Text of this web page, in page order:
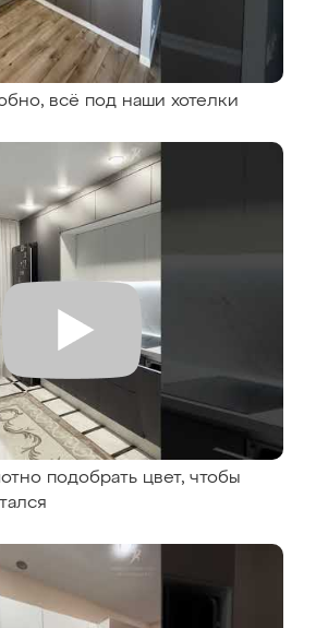
всё под наши хотелки
подобрать цвет, чтобы